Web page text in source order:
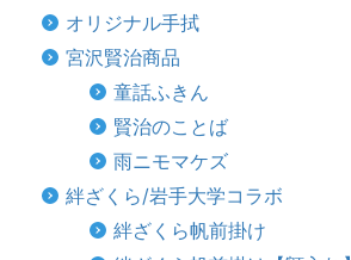
オリジナル手拭
宮沢賢治商品
童話ふきん
賢治のことば
雨ニモマケズ
絆ざくら/岩手大学コラボ
絆ざくら帆前掛け